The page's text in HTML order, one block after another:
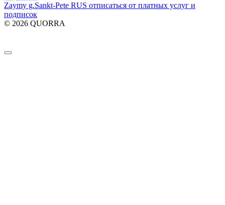
Zaymy g.Sankt-Pete RUS отписаться от платных услуг и
подписок
© 2026 QUORRA